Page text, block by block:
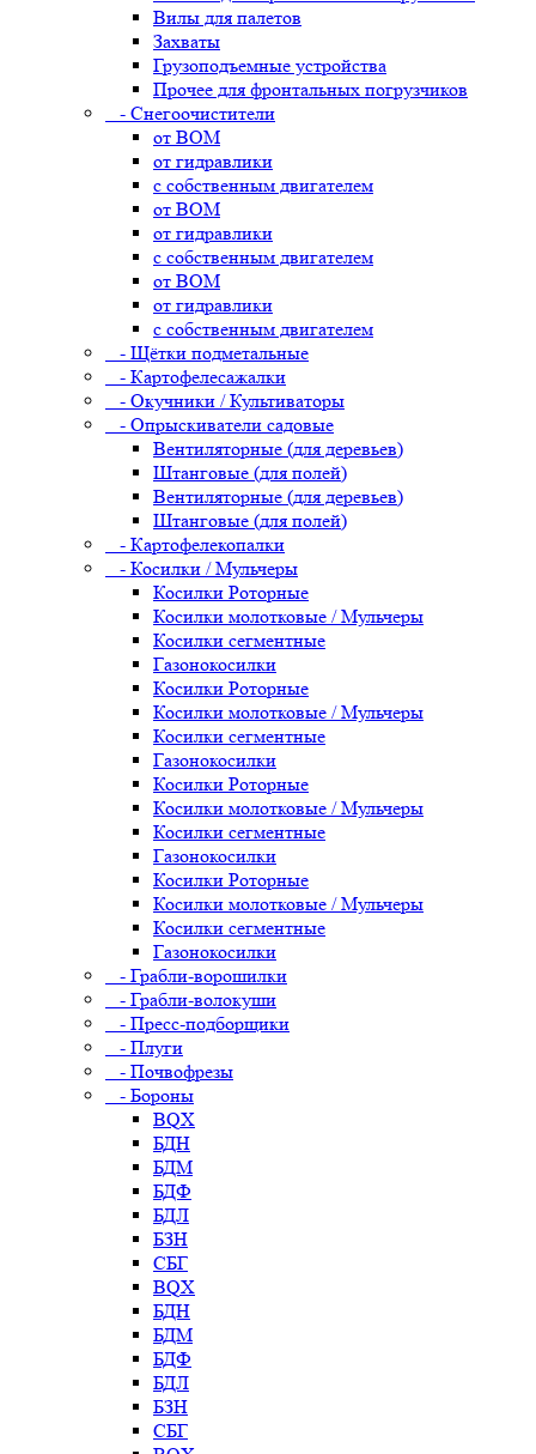
Вилы для палетов
Захваты
Грузоподъемные устройства
Прочее для фронтальных погрузчиков
- Снегоочистители
от ВОМ
от гидравлики
с собственным двигателем
от ВОМ
от гидравлики
с собственным двигателем
от ВОМ
от гидравлики
с собственным двигателем
- Щётки подметальные
- Картофелесажалки
- Окучники / Культиваторы
- Опрыскиватели садовые
Вентиляторные (для деревьев)
Штанговые (для полей)
Вентиляторные (для деревьев)
Штанговые (для полей)
- Картофелекопалки
- Косилки / Мульчеры
Косилки Роторные
Косилки молотковые / Мульчеры
Косилки сегментные
Газонокосилки
Косилки Роторные
Косилки молотковые / Мульчеры
Косилки сегментные
Газонокосилки
Косилки Роторные
Косилки молотковые / Мульчеры
Косилки сегментные
Газонокосилки
Косилки Роторные
Косилки молотковые / Мульчеры
Косилки сегментные
Газонокосилки
- Грабли-ворошилки
- Грабли-волокуши
- Пресс-подборщики
- Плуги
- Почвофрезы
- Бороны
BQX
БДН
БДМ
БДФ
БДЛ
БЗН
СБГ
BQX
БДН
БДМ
БДФ
БДЛ
БЗН
СБГ